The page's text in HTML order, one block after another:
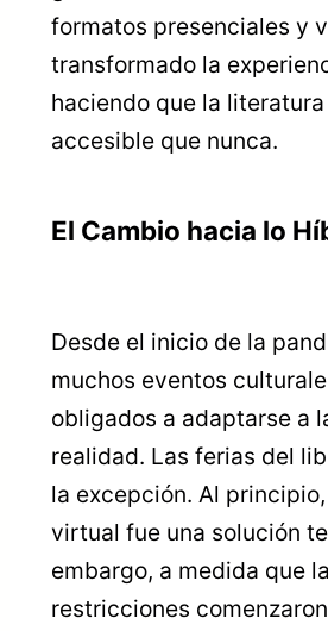
formatos presenciales y
transformado la
haciendo que la
accesible que nunca.
El Cambio hacia lo
Desde el inicio de la
muchos eventos
obligados a adaptarse a
realidad. Las ferias del
la excepción. Al
virtual fue una solución
embargo, a medida que
restricciones